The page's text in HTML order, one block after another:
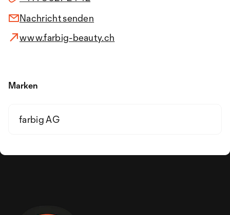
Nachricht senden
www.farbig-beauty.ch
Marken
farbig AG